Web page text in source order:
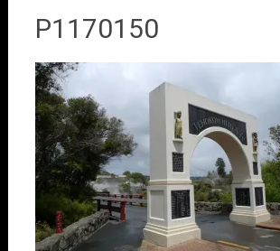
P1170150